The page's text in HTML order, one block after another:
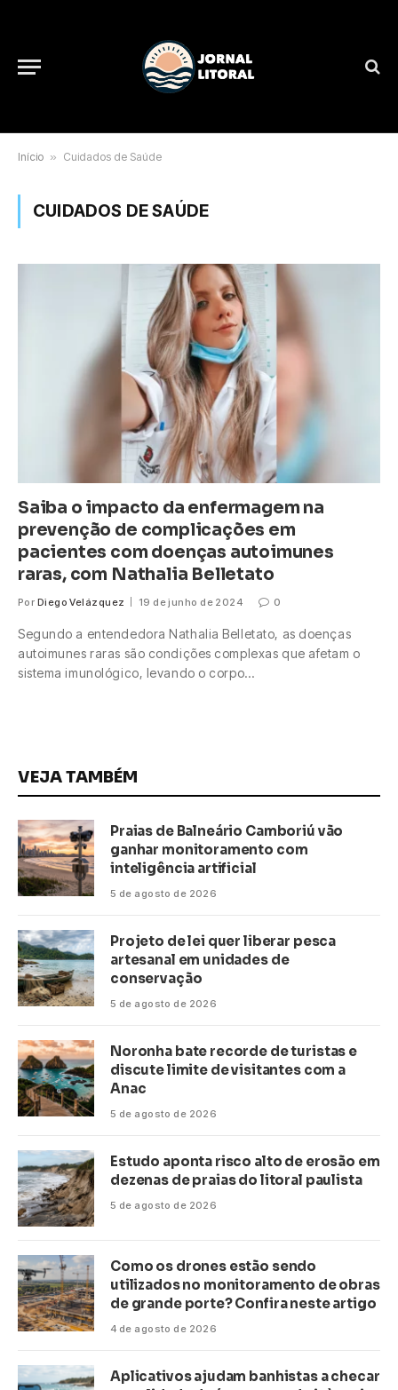
Início » Cuidados de Saúde
CUIDADOS DE SAÚDE
Saiba o impacto da enfermagem na
prevenção de complicações em
pacientes com doenças autoimunes
raras, com Nathalia Belletato
Por Diego Velázquez 19 de junho de 2024 0
Segundo a entendedora Nathalia Belletato, as doenças
autoimunes raras são condições complexas que afetam o
sistema imunológico, levando o corpo…
VEJA TAMBÉM
Praias de Balneário Camboriú vão
ganhar monitoramento com
inteligência artificial
5 de agosto de 2026
Projeto de lei quer liberar pesca
artesanal em unidades de
conservação
5 de agosto de 2026
Noronha bate recorde de turistas e
discute limite de visitantes com a
Anac
5 de agosto de 2026
Estudo aponta risco alto de erosão em
dezenas de praias do litoral paulista
5 de agosto de 2026
Como os drones estão sendo
utilizados no monitoramento de obras
de grande porte? Confira neste artigo
4 de agosto de 2026
Aplicativos ajudam banhistas a checar